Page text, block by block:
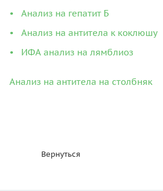
Анализ на гепатит Б
Анализ на антитела к коклюшу
ИФА анализ на лямблиоз
Анализ на антитела на столбняк
Вернуться